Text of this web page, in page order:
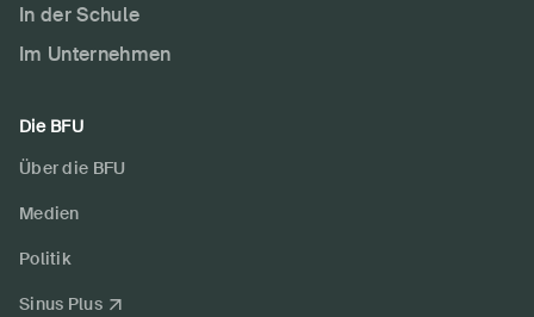
In der Schule
Im Unternehmen
Die BFU
Über die BFU
Medien
Politik
Sinus Plus